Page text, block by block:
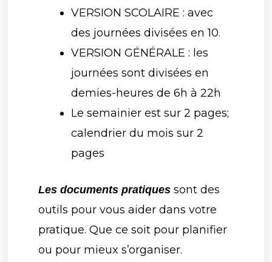
VERSION SCOLAIRE : avec
des journées divisées en 10.
VERSION GÉNÉRALE : les
journées sont divisées en
demies-heures de 6h à 22h
Le semainier est sur 2 pages;
calendrier du mois sur 2
pages
Les documents pratiques sont des
outils pour vous aider dans votre
pratique. Que ce soit pour planifier
ou pour mieux s’organiser.